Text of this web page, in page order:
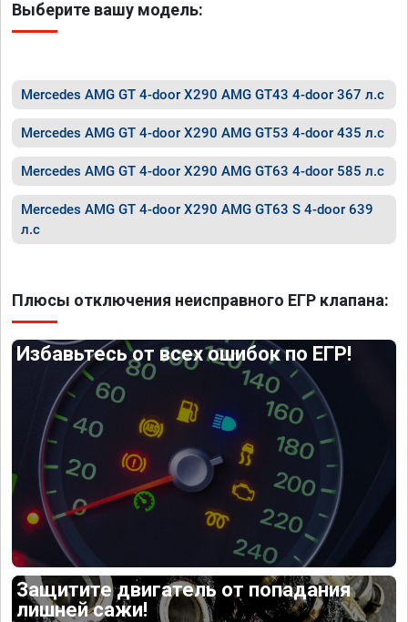
Выберите вашу модель:
Mercedes AMG GT 4-door X290 AMG GT43 4-door 367 л.с
Mercedes AMG GT 4-door X290 AMG GT53 4-door 435 л.с
Mercedes AMG GT 4-door X290 AMG GT63 4-door 585 л.с
Mercedes AMG GT 4-door X290 AMG GT63 S 4-door 639
л.с
Плюсы отключения неисправного ЕГР клапана:
Избавьтесь от всех ошибок по ЕГР!
Защитите двигатель от попадания
лишней сажи!